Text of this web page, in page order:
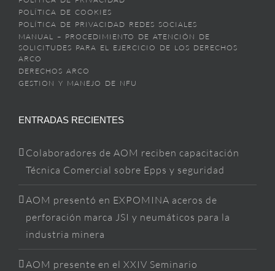
POLÍTICA DE COOKIES
POLÍTICA DE PRIVACIDAD REDES SOCIALES
MANUAL – PROCEDIMIENTO DE ATENCIÓN DE
SOLICITUDES PARA EL EJERCICIO DE LOS DERECHOS
ARCO
DERECHOS ARCO
GESTION Y MANEJO DE NFU
ENTRADAS RECIENTES
Colaboradores de AOM reciben capacitación
Técnica Comercial sobre Epps y seguridad
AOM presentó en EXPOMINA aceros de
perforación marca JSI y neumáticos para la
industria minera
AOM presente en el XXIV Seminario